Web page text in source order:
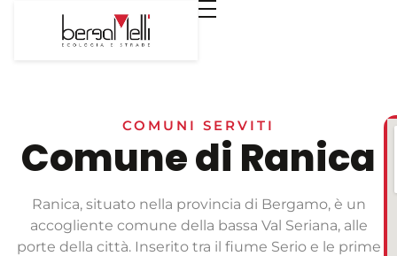
COMUNI SERVITI
Comune di Ranica
Ranica, situato nella provincia di Bergamo, è un
accogliente comune della bassa Val Seriana, alle
porte della città. Inserito tra il fiume Serio e le prime